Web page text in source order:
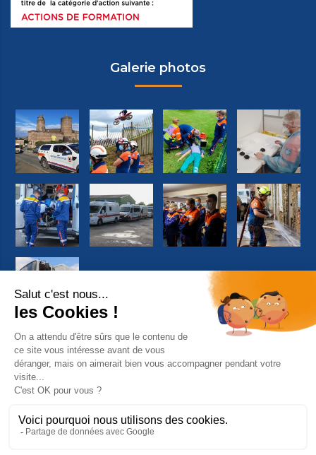
Galerie photos
Suivez-nous sur Facebook